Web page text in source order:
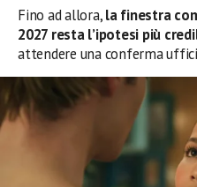
Fino ad allora,la finestra
2027 resta l’ipotesi più
attendere una conferma